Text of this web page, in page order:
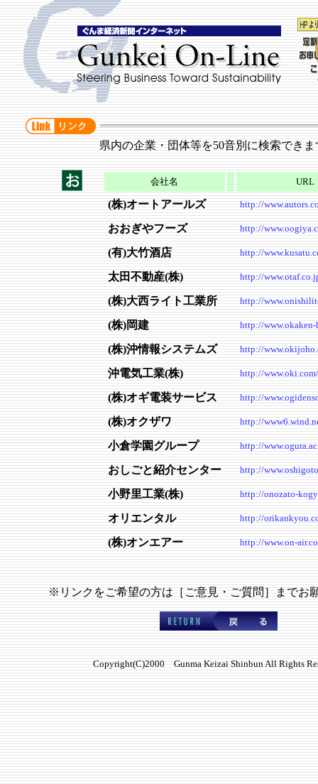
県内の企業・団体等を50音別に検索できま
会社名 URL
(株)オートアールズ http://
おおぎやフーズ http://
(有)大竹酒店 http://
太田不動産(株) http://
(株)大西ライト工業所 http://
(株)岡建 http://www.okaken-
(株)沖情報システムズ http://
沖電気工業(株) http://
(株)オギ電装サービス http://
(株)オクザワ http://
小倉学園グループ http://
おしごと紹介センター http://
小野里工業(株) http://onozato-
オリエンタル http://
(株)オンエアー http://www.on-
※リンクをご希望の方は［ご意見・ご質問］までお
Copyright(C)2000 Gunma Keizai Shinbun All Rights